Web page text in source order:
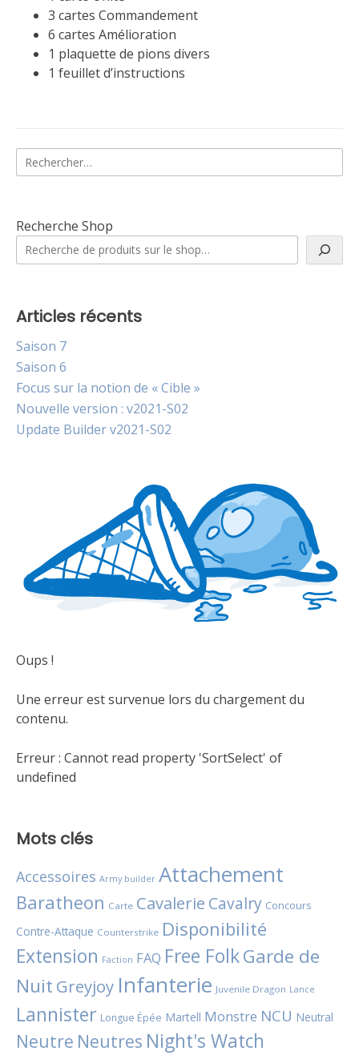
3 cartes Commandement
6 cartes Amélioration
1 plaquette de pions divers
1 feuillet d’instructions
Rechercher :
Recherche Shop
Articles récents
Saison 7
Saison 6
Focus sur la notion de « Cible »
Nouvelle version : v2021-S02
Update Builder v2021-S02
Oups !
Une erreur est survenue lors du chargement du
contenu.
Erreur : Cannot read property 'SortSelect' of
undefined
Mots clés
Accessoires Army builder Attachement
Baratheon Carte Cavalerie Cavalry Concours
Contre-Attaque Counterstrike Disponibilité
Extension Faction FAQ Free FolkGarde de
Nuit Greyjoy Infanterie Juvenile Dragon Lance
Lannister Longue Épée Martell Monstre NCU Neutral
Neutre Neutres Night's Watch